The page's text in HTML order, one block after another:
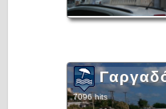
7096 hits